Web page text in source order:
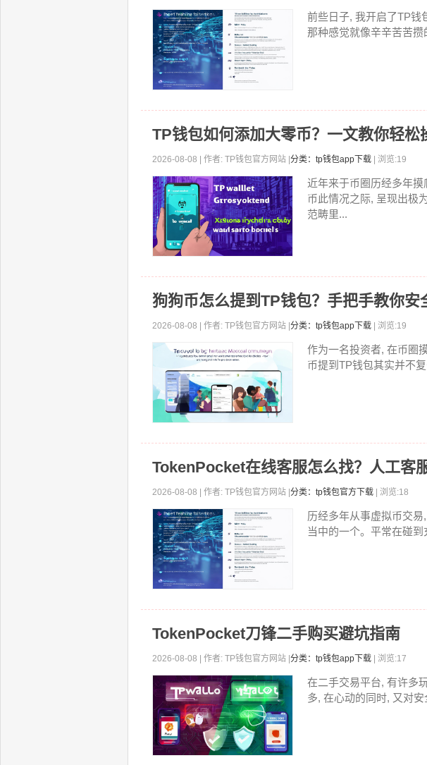
前些日子, 我开启了TP钱
那种感觉就像辛辛苦苦
TP钱包如何添加大零币？一文教你轻松
2026-08-08 | 作者: TP钱包官方网站 | 分类：tp钱包app下载 | 浏览:19
近年来于币圈历经多年
币此情况之际, 呈现出极
范畴里...
狗狗币怎么提到TP钱包？手把手教你安
2026-08-08 | 作者: TP钱包官方网站 | 分类：tp钱包app下载 | 浏览:19
作为一名投资者, 在币圈
币提到TP钱包其实并不
TokenPocket在线客服怎么找？人工客
2026-08-08 | 作者: TP钱包官方网站 | 分类：tp钱包官方下载 | 浏览:18
历经多年从事虚拟币交
当中的一个。平常在碰
TokenPocket刀锋二手购买避坑指南
2026-08-08 | 作者: TP钱包官方网站 | 分类：tp钱包app下载 | 浏览:17
在二手交易平台, 有许多
多, 在心动的同时, 又对